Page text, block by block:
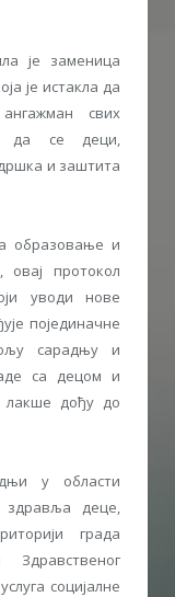
је заменица
је истакла да
свих
да се деци,
и заштита
образовање и
протокол
уводи нове
појединачне
сарадњу и
са децом и
дођу до
у области
здравља деце,
града
Здравственог
социјалне